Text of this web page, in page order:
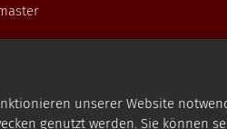
unserer Website
genutzt werden. Sie können